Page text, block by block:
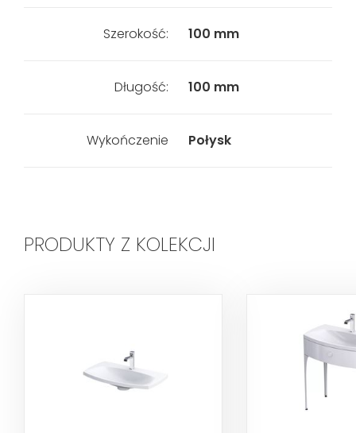
Szerokość: 100 mm
Długość: 100 mm
Wykończenie Połysk
PRODUKTY Z KOLEKCJI